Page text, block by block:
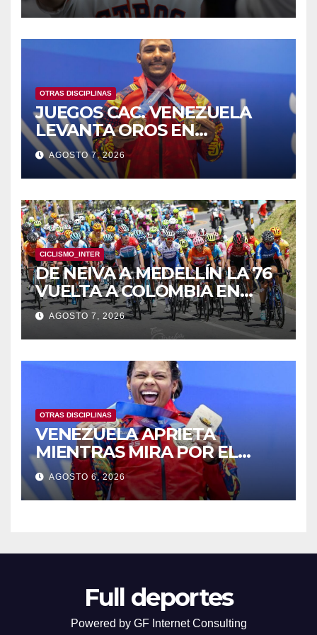
OTRAS DISCIPLINAS
JUEGOS CAC. VENEZUELA
LEVANTA OROS EN
HALTEROFILIA Y TIRO
AGOSTO 7, 2026
CICLISMO_INTER
DE NEIVA A MEDELLÍN LA 76
VUELTA A COLOMBIA EN
BICICLETA
AGOSTO 7, 2026
OTRAS DISCIPLINAS
VENEZUELA APRIETA
MIENTRAS MIRA POR EL
RETROVISOR
AGOSTO 6, 2026
Full deportes
Powered by GF Internet Consulting